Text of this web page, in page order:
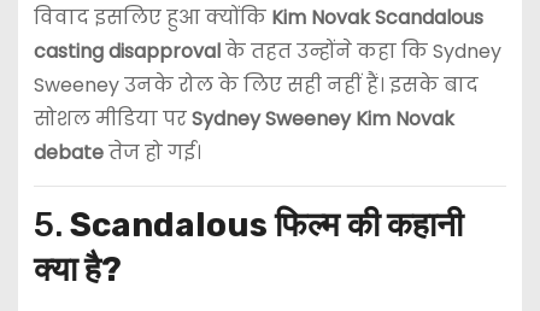
विवाद इसलिए हुआ क्योंकि Kim Novak Scandalous
casting disapprovalके तहत उन्होंने कहा कि Sydney
Sweeney उनके रोल के लिए सही नहीं हैं। इसके बाद
सोशल मीडिया परSydney Sweeney Kim Novak
debateतेज हो गई।
5. Scandalous फिल्म की कहानी
क्या है?